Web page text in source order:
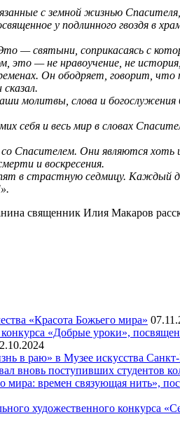
с земной жизнью
у подлинного гвоздя в
святыни, соприкасаясь с
— не нравоучение, не
Он ободряет, говорит,
молитвы, слова и
себя и весь мир в словах
Спасителем. Они являются
и воскресения.
в страстную седмицу. Каждый
священник Илия Макаров
«Красота Божьего мира»
«Добрые уроки»,
в раю» в Музее искусства
вновь поступивших студентов
мира: времен связующая нить»,
художественного конкурса